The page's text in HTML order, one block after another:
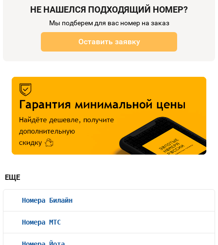
НЕ НАШЕЛСЯ ПОДХОДЯЩИЙ НОМЕР?
Мы подберем для вас номер на заказ
Оставить заявку
ЕЩЕ
Номера Билайн
Номера МТС